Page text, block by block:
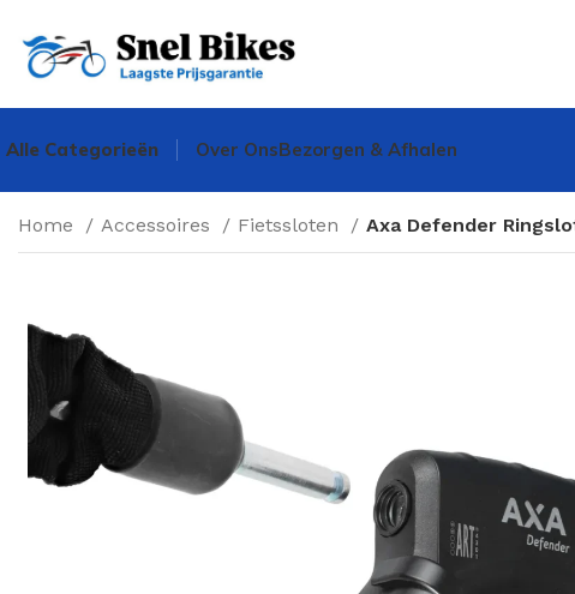
Alle Categorieën Over OnsBezorgen & Afhalen
Home Accessoires Fietssloten Axa Defender